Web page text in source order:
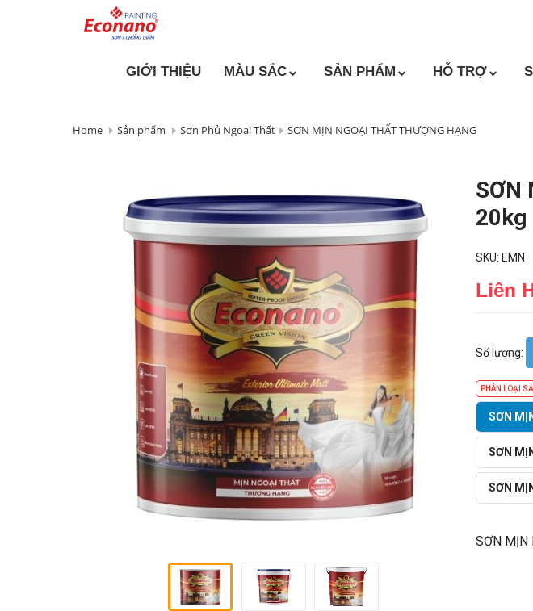
GIỚI THIỆU MÀU SẮC SẢN PHẨM HỖ TRỢ
Home Sản phẩm Sơn Phủ Ngoại Thất SƠN MỊN NGOẠI THẤT THƯỢNG HẠNG
SƠN
20kg
SKU: EMN
Liên
PHÂN LOẠI
SƠN
SƠN
SƠN
SƠN MỊN